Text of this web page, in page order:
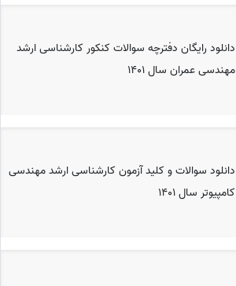
دانلود رایگان دفترچه سوالات کنکور کارشناسی ارشد
مهندسی عمران سال 1401
دانلود سوالات و کلید آزمون کارشناسی ارشد مهندسی
کامپیوتر سال 1401